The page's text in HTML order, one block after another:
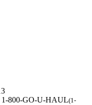
1-800-GO-U-HAUL(1-